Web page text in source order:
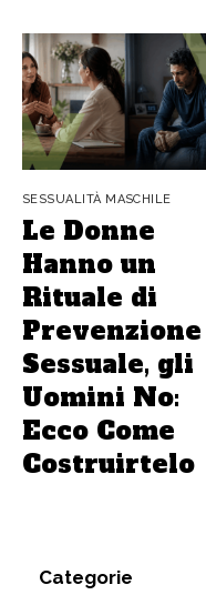
SESSUALITÀ MASCHILE
Le Donne
Hanno un
Rituale di
Prevenzione
Sessuale, gli
Uomini No:
Ecco Come
Costruirtelo
Categorie